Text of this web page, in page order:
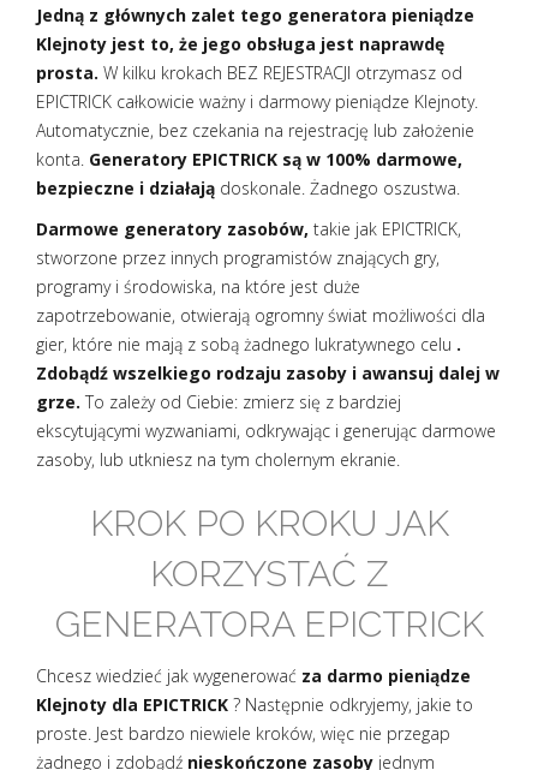
Jedną z głównych zalet tego generatora pieniądze
Klejnoty jest to, że jego obsługa jest naprawdę
prosta. W kilku krokach BEZ REJESTRACJI otrzymasz od
EPICTRICK całkowicie ważny i darmowy pieniądze Klejnoty.
Automatycznie, bez czekania na rejestrację lub założenie
konta. Generatory EPICTRICK są w 100% darmowe,
bezpieczne i działają doskonale. Żadnego oszustwa.
Darmowe generatory zasobów, takie jak EPICTRICK,
stworzone przez innych programistów znających gry,
programy i środowiska, na które jest duże
zapotrzebowanie, otwierają ogromny świat możliwości dla
gier, które nie mają z sobą żadnego lukratywnego celu .
Zdobądź wszelkiego rodzaju zasoby i awansuj dalej w
grze. To zależy od Ciebie: zmierz się z bardziej
ekscytującymi wyzwaniami, odkrywając i generując darmowe
zasoby, lub utkniesz na tym cholernym ekranie.
KROK PO KROKU JAK
KORZYSTAĆ Z
GENERATORA EPICTRICK
Chcesz wiedzieć jak wygenerować za darmo pieniądze
Klejnoty dla EPICTRICK ? Następnie odkryjemy, jakie to
proste. Jest bardzo niewiele kroków, więc nie przegap
żadnego i zdobądź nieskończone zasoby jednym